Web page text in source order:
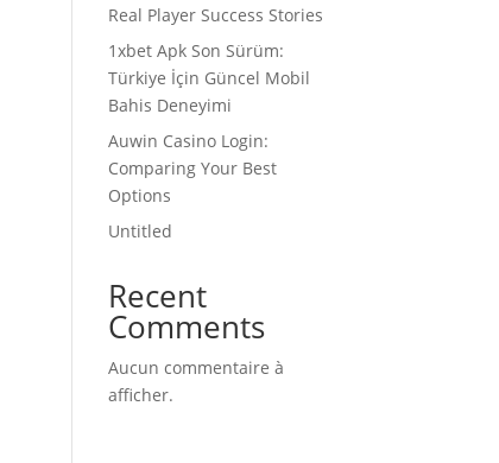
Real Player Success Stories
1xbet Apk Son Sürüm:
Türkiye İçin Güncel Mobil
Bahis Deneyimi
Auwin Casino Login:
Comparing Your Best
Options
Untitled
Recent
Comments
Aucun commentaire à
afficher.